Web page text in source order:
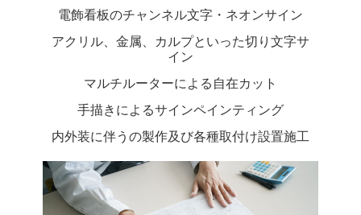
電飾看板のチャンネル文字・ネオンサイン
アクリル、金属、カルプといった切り文字サ
イン
マルチルーターによる自在カット
手描きによるサインペインティング
内外装に伴うの製作及び各種取付け設置施工